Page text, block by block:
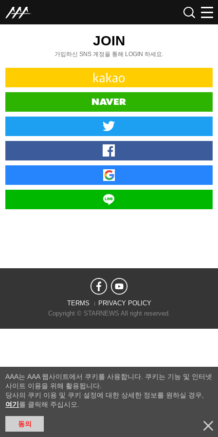
JOIN
가입하신 SNS 계정을 통해 LOGIN 하세요.
TERMS
PRIVACY POLICY
Copyright © STARNEWS All right reserved.
AAA는 AAA 웹사이트에서 쿠키를 사용합니다. 쿠키는 기능 및 인터넷
사이트 이용을 위해 활용됩니다.
당사의 쿠키 이용 및 쿠키 설정에 대한 상세한 정보를 원하실 경우,
여기 를 클릭해 주십시오.
동의